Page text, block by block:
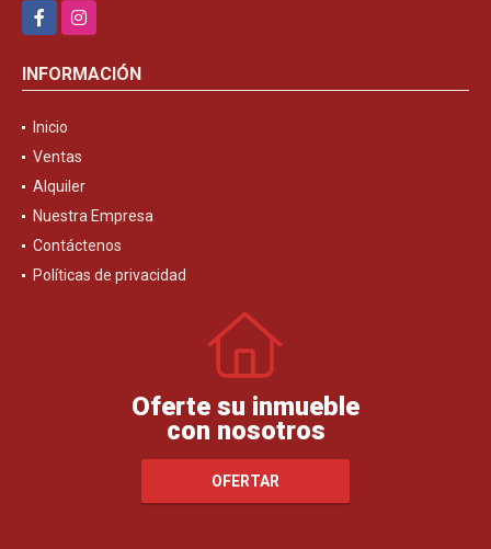
FacebookInstagram
INFORMACIÓN
Inicio
Ventas
Alquiler
Nuestra Empresa
Contáctenos
Políticas de privacidad
Oferte su inmueble
con nosotros
OFERTAR